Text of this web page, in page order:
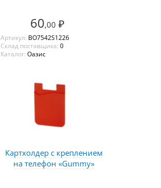
60,00 ₽
Артикул: BO7542S1226
Склад поставщика: 0
Каталог: Оазис
Картхолдер с креплением
на телефон «Gummy»